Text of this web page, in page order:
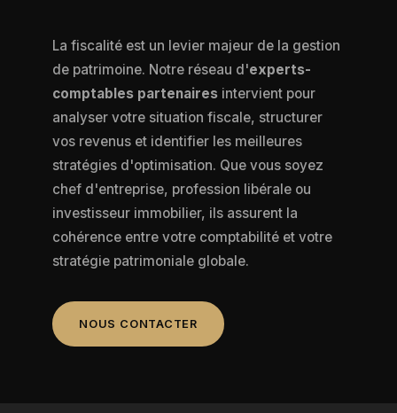
La fiscalité est un levier majeur de la gestion
de patrimoine. Notre réseau d'experts-
comptables partenaires intervient pour
analyser votre situation fiscale, structurer
vos revenus et identifier les meilleures
stratégies d'optimisation. Que vous soyez
chef d'entreprise, profession libérale ou
investisseur immobilier, ils assurent la
cohérence entre votre comptabilité et votre
stratégie patrimoniale globale.
NOUS CONTACTER